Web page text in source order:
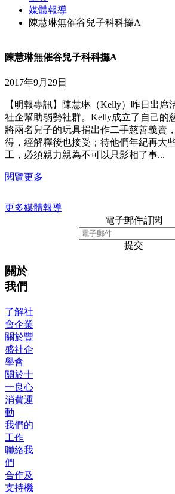
媒體報導
陳慧琳無催谷兒子科科攞A
陳慧琳無催谷兒子科科攞A
2017年9月29日
【明報專訊】陳慧琳（Kelly）昨日出席
社企幫助弱勢社群。Kelly成立了自己的
將兩名兒子的玩具捐出作二手慈善義賣
得，經解釋後也接受；待他們年紀再大
工，必須親力親為不可以只影相了事...
閱覽更多
更多媒體報導
電子郵件訂閱
提交
關於
我們
了解社
會企業
關於豐
盛社企
學會
關於十
一良心
消費運
動
我們的
工作
聯絡我
們
合作及
支持機